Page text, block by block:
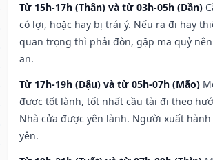
Từ 15h-17h (Thân) và từ 03h-05h (Dần)
có lợi, hoặc hay bị trái ý. Nếu ra đi hay
quan trọng thì phải đòn, gặp ma quỷ
an.
Từ 17h-19h (Dậu) và từ 05h-07h (Mão)
được tốt lành, tốt nhất cầu tài đi theo
Nhà cửa được yên lành. Người xuất
yên.